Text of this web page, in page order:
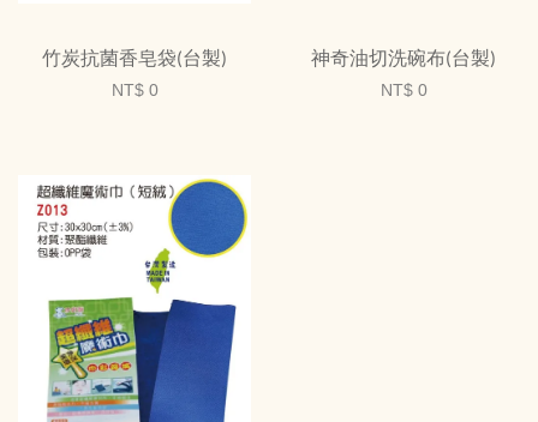
竹炭抗菌香皂袋(台製)
NT$ 0
神奇油切洗碗布(台製)
NT$ 0